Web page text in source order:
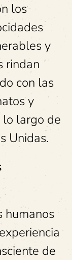
los
y
rindan
con las
y
lo largo de
Unidas.
humanos
de